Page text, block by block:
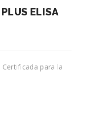
ELISA
para la